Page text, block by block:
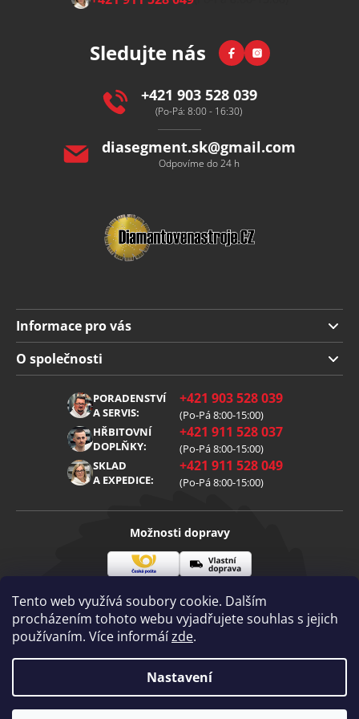
Tento web využívá soubory cookie. Dalším
procházením tohoto webu vyjadřujete souhlas s jejich
používaním. Více informáízde.
Nastavení
Sledujte nás FacebookInstagram
+421 903 528 039
(Po-Pá: 8:00 - 16:30)
diasegment.sk@gmail.com
Odpovíme do 24 h
Informace pro vás
Doprava a platba
Obchodní podmínky
Reklamace
Zpracování osobních údajů
O společnosti
PORADENSTVÍ
A SERVIS:
+421 903 528 039
(Po-Pá 8:00-15:00)
HŘBITOVNÍ
DOPLŇKY:
+421 911 528 037
(Po-Pá 8:00-15:00)
SKLAD
A EXPEDICE:
+421 911 528 049
(Po-Pá 8:00-15:00)
Možnosti dopravy
pošta
doprava
Visa Mastercard
Copyright 2026
Diamantovenastroje.cz. Všechna práva